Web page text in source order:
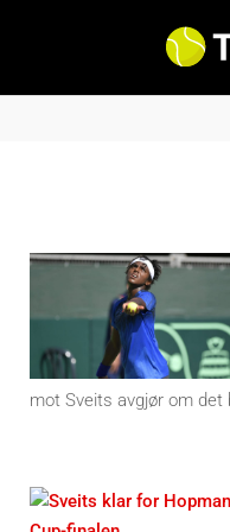
mot Sveits avgjør om det